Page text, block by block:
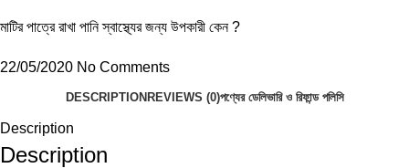
মাটির পাত্রে রাখা পানি স্বাস্থ্যের জন্য উপকারী কেন ?
22/05/2020 No Comments
DESCRIPTION REVIEWS (0)পণ্যের ডেলিভারি ও রিফান্ড পলিসি
Description
Description